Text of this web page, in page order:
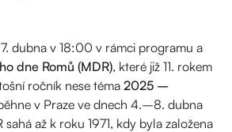
dubna v 18:00 v rámci programu a
dne Romů (MDR), které již 11. rokem
ročník nese téma 2025 –
v Praze ve dnech 4.–8. dubna
až k roku 1971, kdy byla založena